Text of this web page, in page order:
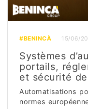
#BENINCÀ 15/06/
Systèmes
portails,
et sécurité
Automatisations
normes